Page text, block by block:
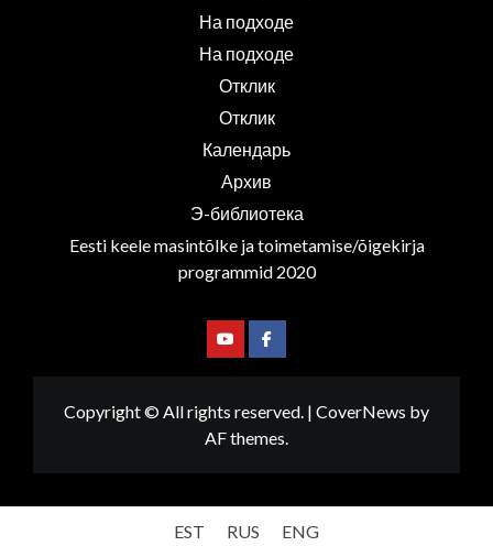
На подходе
На подходе
Отклик
Отклик
Календарь
Архив
Э-библиотека
Eesti keele masintõlke ja toimetamise/õigekirja
programmid 2020
YoutubeFacebook
Copyright © All rights reserved. | CoverNews by
AF themes.
EST RUS ENG